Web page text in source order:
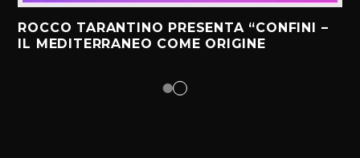
ROCCO TARANTINO PRESENTA “CONFINI –
IL MEDITERRANEO COME ORIGINE